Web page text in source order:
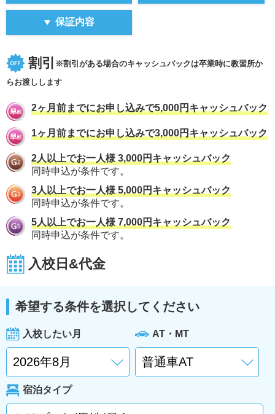
保証内容
割引
※割引がある場合のキャッシュバックは卒業時に教習所か
らお渡しします
2ヶ月前までにお申し込みで5,000円キャッシュバック
1ヶ月前までにお申し込みで3,000円キャッシュバック
2人以上でお一人様 3,000円キャッシュバック
同時申込が条件です。
3人以上でお一人様 5,000円キャッシュバック
同時申込が条件です。
5人以上でお一人様 7,000円キャッシュバック
同時申込が条件です。
入校日&代金
希望する条件を選択してください
入校したい月 AT・MT
宿泊タイプ